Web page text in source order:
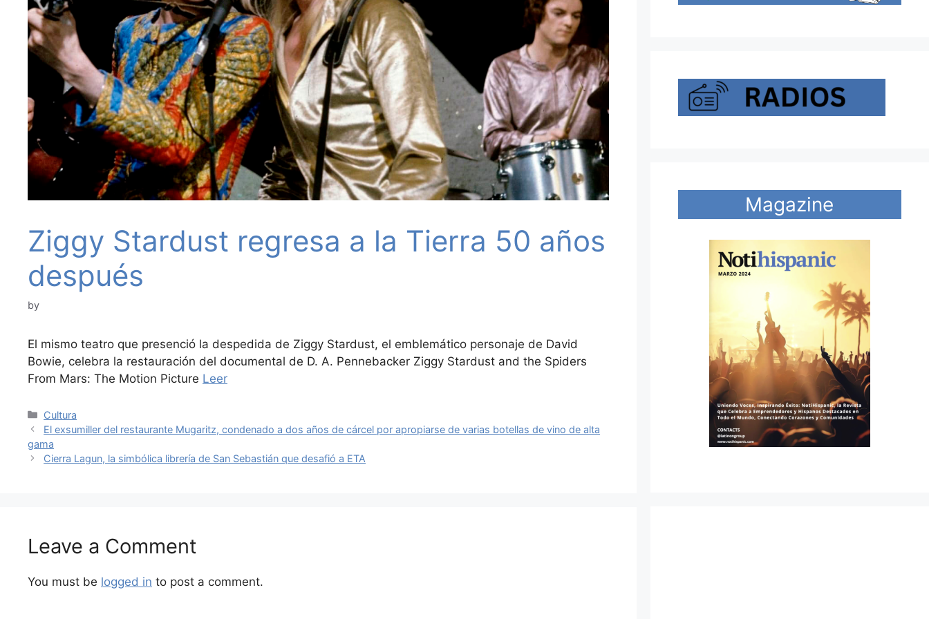
Ziggy Stardust regresa a la Tierra 50 años
después
by
El mismo teatro que presenció la despedida de Ziggy Stardust, el emblemático personaje de David
Bowie, celebra la restauración del documental de D. A. Pennebacker Ziggy Stardust and the Spiders
From Mars: The Motion Picture Leer
Categories
Cultura
El exsumiller del restaurante Mugaritz, condenado a dos años de cárcel por apropiarse de varias botellas de vino de alta
gama
Cierra Lagun, la simbólica librería de San Sebastián que desafió a ETA
Leave a Comment
You must be logged in to post a comment.
Magazine